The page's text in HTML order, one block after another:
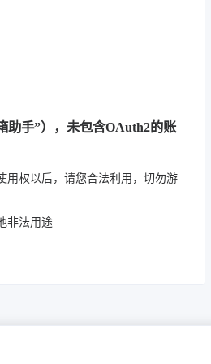
助手”），未包含OAuth2的账
用权以后，请您合法利用，切勿游
非法用途